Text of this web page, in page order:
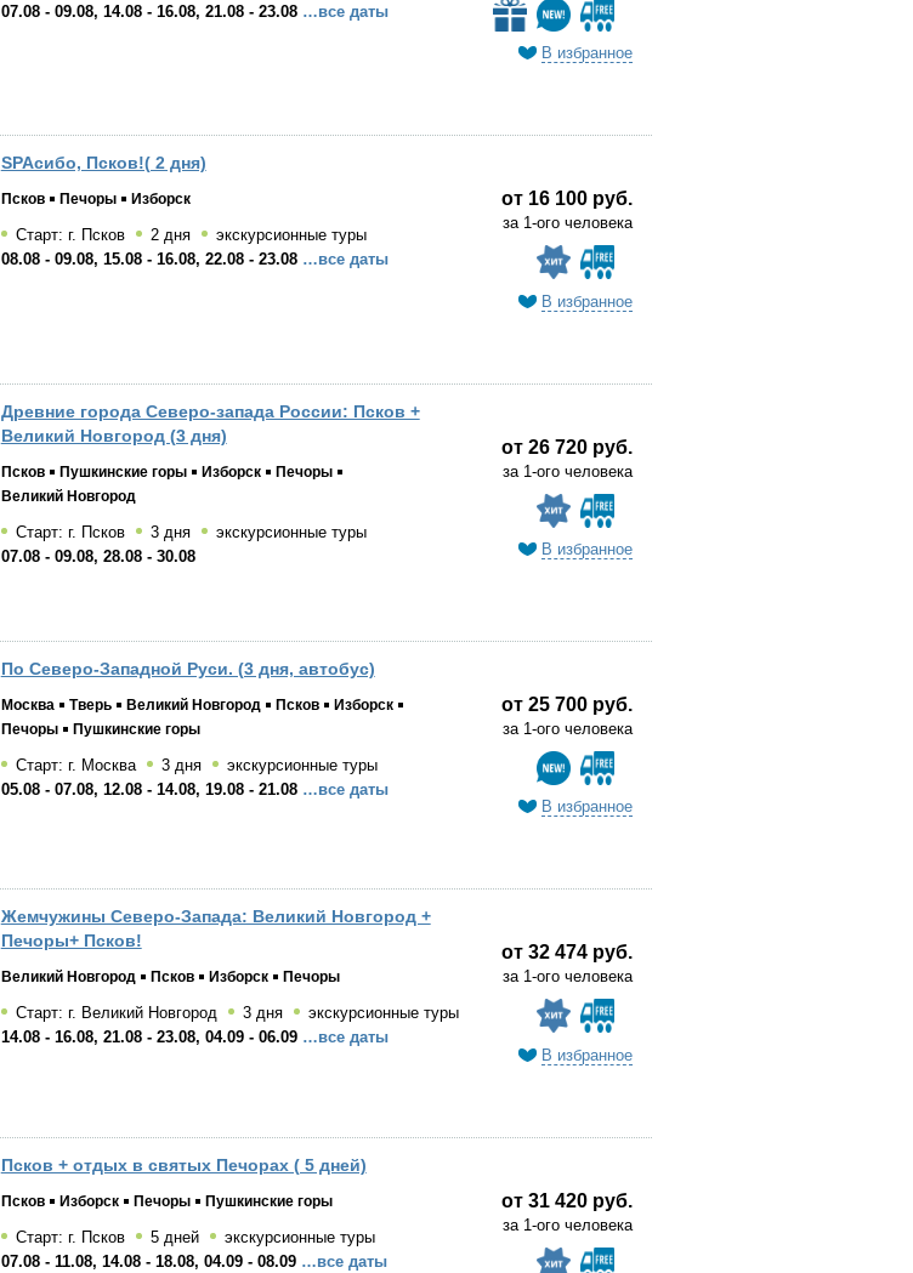
07.08 - 09.08, 14.08 - 16.08, 21.08 - 23.08 …все даты
В избранное
SPAсибо, Псков!( 2 дня)
Псков Печоры Изборск
Старт: г. Псков 2 дня
экскурсионные туры
08.08 - 09.08, 15.08 - 16.08, 22.08 - 23.08 …все даты
от 16 100 руб.
за 1-ого человека
В избранное
Древние города Северо-запада России: Псков +
Великий Новгород (3 дня)
Псков Пушкинские горы Изборск
Печоры
Великий Новгород
Старт: г. Псков 3 дня
экскурсионные туры
07.08 - 09.08, 28.08 - 30.08
от 26 720 руб.
за 1-ого человека
В избранное
По Северо-Западной Руси. (3 дня, автобус)
Москва Тверь Великий Новгород Псков
Изборск
Печоры
Пушкинские горы
Старт: г. Москва 3 дня
экскурсионные туры
05.08 - 07.08, 12.08 - 14.08, 19.08 - 21.08 …все даты
от 25 700 руб.
за 1-ого человека
В избранное
Жемчужины Северо-Запада: Великий Новгород +
Печоры+ Псков!
Великий Новгород Псков Изборск Печоры
Старт: г. Великий Новгород 3 дня
экскурсионные туры
14.08 - 16.08, 21.08 - 23.08, 04.09 - 06.09 …все даты
от 32 474 руб.
за 1-ого человека
В избранное
Псков + отдых в святых Печорах ( 5 дней)
Псков Изборск Печоры Пушкинские горы
Старт: г. Псков 5 дней
экскурсионные туры
07.08 - 11.08, 14.08 - 18.08, 04.09 - 08.09 …все даты
от 31 420 руб.
за 1-ого человека